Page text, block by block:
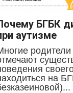
БГБК
аутизме
на